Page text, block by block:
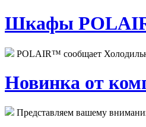
Шкафы POLAIR
POLAIR™ сообщает
Новинка от
Представляем вашему